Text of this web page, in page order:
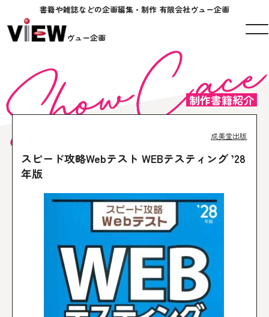
書籍や雑誌などの企画編集・制作 有限会社ヴュー企画
ヴュー企画
制作書籍紹介
成美堂出版
スピード攻略Webテスト WEBテスティング ’28
年版